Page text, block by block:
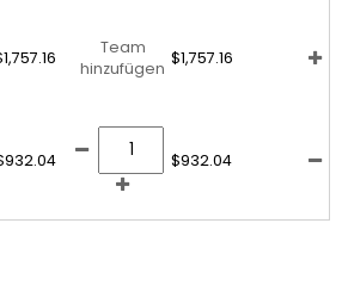
Team
hinzufügen
$1,757.16
$932.04